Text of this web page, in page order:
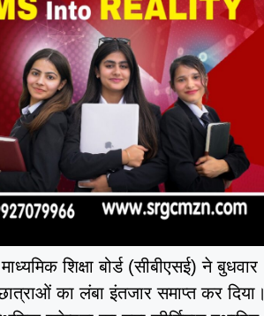
शिक्षा बोर्ड (सीबीएसई) ने बुधवार
का लंबा इंतजार समाप्त कर दिया।